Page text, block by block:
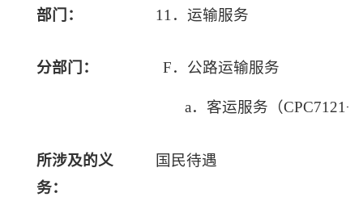
部门： 11 ．运输服务
分部门： F．公路运输服务
a．客运服务（
所涉及的义
务：
国民待遇